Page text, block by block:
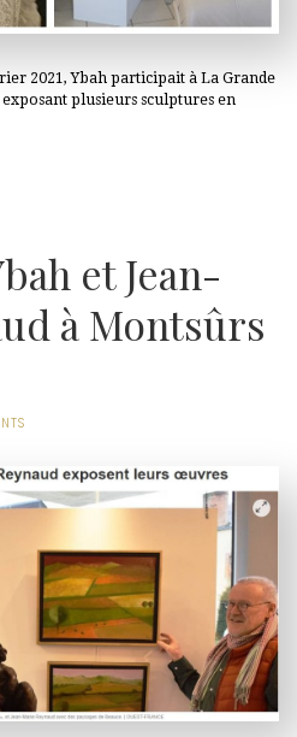
2021, Ybah participait à La Grande
plusieurs sculptures en
et Jean-
à Montsûrs